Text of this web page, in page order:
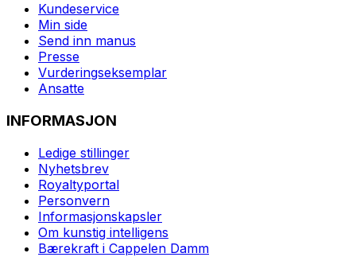
Kundeservice
Min side
Send inn manus
Presse
Vurderingseksemplar
Ansatte
INFORMASJON
Ledige stillinger
Nyhetsbrev
Royaltyportal
Personvern
Informasjonskapsler
Om kunstig intelligens
Bærekraft i Cappelen Damm